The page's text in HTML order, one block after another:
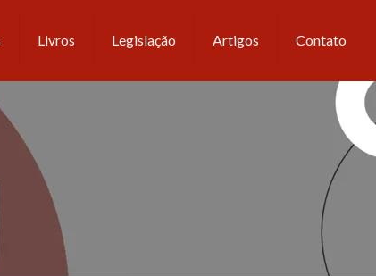
Livros Legislação Artigos Contato